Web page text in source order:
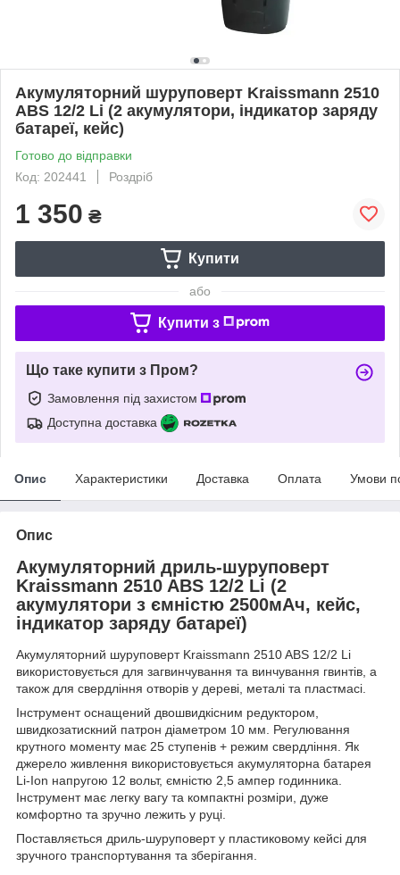
Акумуляторний шуруповерт Kraissmann 2510
ABS 12/2 Li (2 акумулятори, індикатор заряду
батареї, кейс)
Готово до відправки
Код: 202441
Роздріб
1 350 ₴
Купити
або
Купити з
Що таке купити з Пром?
Замовлення під захистом
Доступна доставка
Опис Характеристики Доставка Оплата Умови
Опис
Акумуляторний дриль-шуруповерт
Kraissmann 2510 ABS 12/2 Li (2
акумулятори з ємністю 2500мАч, кейс,
індикатор заряду батареї)
Акумуляторний шуруповерт Kraissmann 2510 ABS 12/2 Li
використовується для загвинчування та винчування гвинтів, а
також для свердління отворів у дереві, металі та пластмасі.
Інструмент оснащений двошвидкісним редуктором,
швидкозатискний патрон діаметром 10 мм. Регулювання
крутного моменту має 25 ступенів + режим свердління. Як
джерело живлення використовується акумуляторна батарея
Li-Ion напругою 12 вольт, ємністю 2,5 ампер годинника.
Інструмент має легку вагу та компактні розміри, дуже
комфортно та зручно лежить у руці.
Поставляється дриль-шуруповерт у пластиковому кейсі для
зручного транспортування та зберігання.